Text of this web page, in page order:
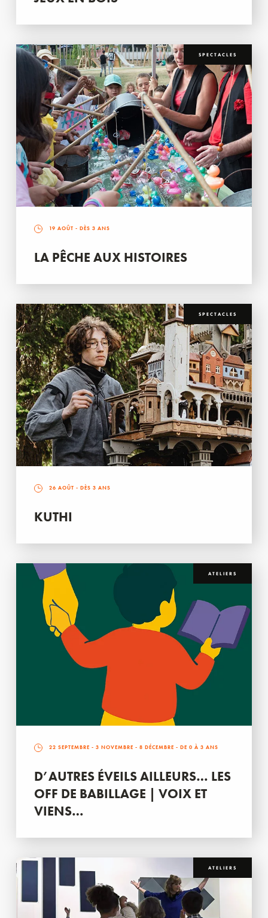
SPECTACLES
19 AOÛT - DÈS 3 ANS
LA PÊCHE AUX HISTOIRES
SPECTACLES
26 AOÛT - DÈS 3 ANS
KUTHI
ATELIERS
22 SEPTEMBRE - 3 NOVEMBRE - 8 DÉCEMBRE - DE 0 À 3 ANS
D’AUTRES ÉVEILS AILLEURS… LES
OFF DE BABILLAGE | VOIX ET
VIENS…
ATELIERS